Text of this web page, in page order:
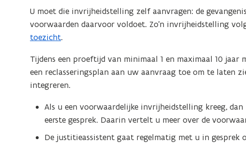
U moet die invrijheidstelling zelf aanvragen: de
voorwaarden daarvoor voldoet. Zo’n invrijheidstelling
toezicht.
Tijdens een proeftijd van minimaal 1 en maximaal 10
een reclasseringsplan aan uw aanvraag toe om te laten
integreren.
Als u een voorwaardelijke invrijheidstelling kreeg,
eerste gesprek. Daarin vertelt u meer over de
De justitieassistent gaat regelmatig met u in